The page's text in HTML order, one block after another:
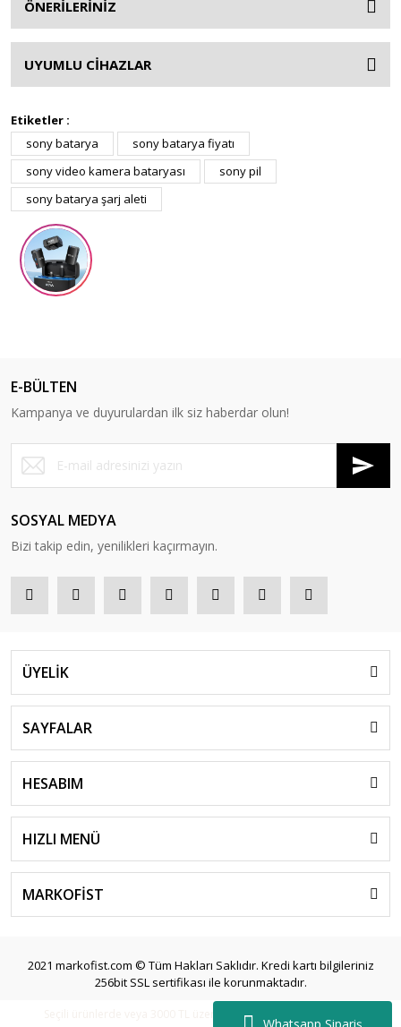
Whatsapp Sipariş
ÖNERİLERİNİZ
UYUMLU CİHAZLAR
Etiketler :
sony batarya
sony batarya fiyatı
sony video kamera bataryası
sony pil
sony batarya şarj aleti
E-BÜLTEN
Kampanya ve duyurulardan ilk siz haberdar olun!
SOSYAL MEDYA
Bizi takip edin, yenilikleri kaçırmayın.
ÜYELİK
SAYFALAR
HESABIM
HIZLI MENÜ
MARKOFİST
2021 markofist.com © Tüm Hakları Saklıdır. Kredi kartı bilgileriniz
256bit SSL sertifikası ile korunmaktadır.
Seçili ürünlerde veya 3000 TL üzeri siparişlerde ücretsiz kargo.